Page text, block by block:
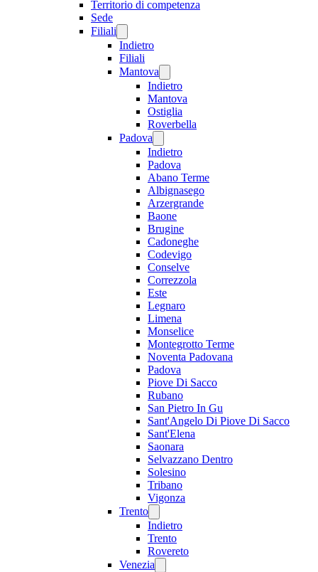
Territorio di competenza
Sede
Filiali
Indietro
Filiali
Mantova
Indietro
Mantova
Ostiglia
Roverbella
Padova
Indietro
Padova
Abano Terme
Albignasego
Arzergrande
Baone
Brugine
Cadoneghe
Codevigo
Conselve
Correzzola
Este
Legnaro
Limena
Monselice
Montegrotto Terme
Noventa Padovana
Padova
Piove Di Sacco
Rubano
San Pietro In Gu
Sant'Angelo Di Piove Di Sacco
Sant'Elena
Saonara
Selvazzano Dentro
Solesino
Tribano
Vigonza
Trento
Indietro
Trento
Rovereto
Venezia